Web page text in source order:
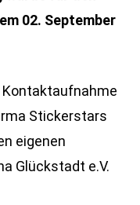
02. September
Stickerstars
eigenen
Glückstadt e.V.